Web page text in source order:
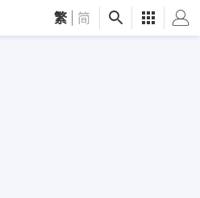
繁 简